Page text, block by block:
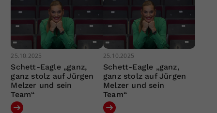
25.10.2025
Schett-Eagle „ganz,
ganz stolz auf Jürgen
Melzer und sein
Team“
25.10.2025
Schett-Eagle „ganz,
ganz stolz auf Jürgen
Melzer und sein
Team“